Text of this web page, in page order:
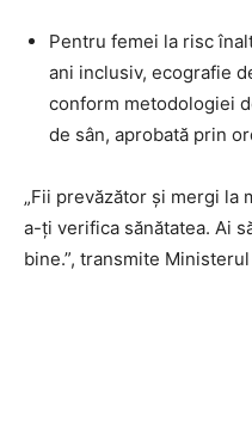
Pentru femei la risc
ani inclusiv, ecografie
conform metodologiei
de sân, aprobată prin
„Fii prevăzător și mergi la
a-ți verifica sănătatea. Ai
bine.”, transmite